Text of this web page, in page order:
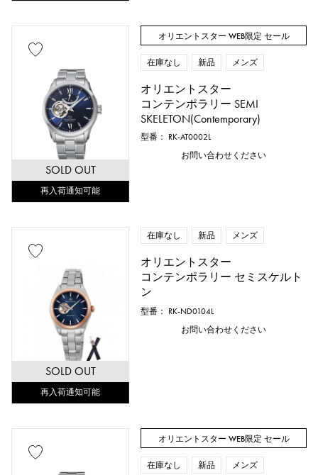
SOLD OUT
再入荷通知可能
オリエントスター WEB限定 セール
在庫なし 新品 メンズ
オリエントスター
コンテンポラリー SEMI
SKELETON(Contemporary)
型番： RK-AT0002L
お問い合わせください
SOLD OUT
再入荷通知可能
在庫なし 新品 メンズ
オリエントスター
コンテンポラリー セミスケルト
ン
型番： RK-ND0104L
お問い合わせください
オリエントスター WEB限定 セール
在庫なし 新品 メンズ